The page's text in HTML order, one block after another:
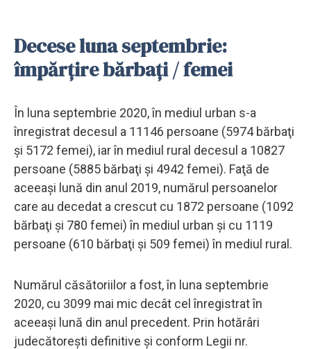
Decese luna septembrie:
împărțire bărbați / femei
În luna septembrie 2020, în mediul urban s-a
înregistrat decesul a 11146 persoane (5974 bărbaţi
şi 5172 femei), iar în mediul rural decesul a 10827
persoane (5885 bărbaţi şi 4942 femei). Faţă de
aceeaşi lună din anul 2019, numărul persoanelor
care au decedat a crescut cu 1872 persoane (1092
bărbaţi şi 780 femei) în mediul urban și cu 1119
persoane (610 bărbaţi şi 509 femei) în mediul rural.
Numărul căsătoriilor a fost, în luna septembrie
2020, cu 3099 mai mic decât cel înregistrat în
aceeaşi lună din anul precedent. Prin hotărâri
judecătoreşti definitive şi conform Legii nr.